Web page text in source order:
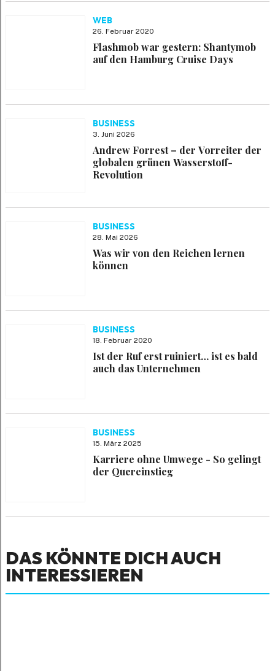
WEB
26. Februar 2020
Flashmob war gestern: Shantymob
auf den Hamburg Cruise Days
BUSINESS
3. Juni 2026
Andrew Forrest – der Vorreiter der
globalen grünen Wasserstoff-
Revolution
BUSINESS
28. Mai 2026
Was wir von den Reichen lernen
können
BUSINESS
18. Februar 2020
Ist der Ruf erst ruiniert… ist es bald
auch das Unternehmen
BUSINESS
15. März 2025
Karriere ohne Umwege - So gelingt
der Quereinstieg
DAS KÖNNTE DICH AUCH
INTERESSIEREN